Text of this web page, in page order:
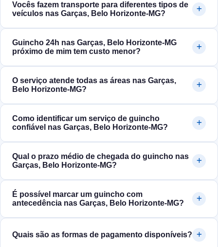
Vocês fazem transporte para diferentes tipos de
veículos nas Garças, Belo Horizonte‑MG?
Guincho 24h nas Garças, Belo Horizonte‑MG
próximo de mim tem custo menor?
O serviço atende todas as áreas nas Garças,
Belo Horizonte‑MG?
Como identificar um serviço de guincho
confiável nas Garças, Belo Horizonte‑MG?
Qual o prazo médio de chegada do guincho nas
Garças, Belo Horizonte‑MG?
É possível marcar um guincho com
antecedência nas Garças, Belo Horizonte‑MG?
Quais são as formas de pagamento disponíveis?